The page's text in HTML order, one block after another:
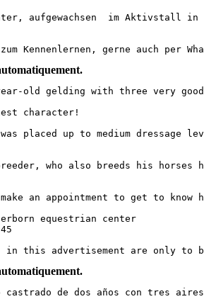
aufgewachsen  im Aktivstall in
Kennenlernen, gerne auch per
old gelding with three very
character!
was placed up to medium
who also breeds his
make an appointment to get to
equestrian center
in this advertisement are only to
castrado de dos años con tres aires